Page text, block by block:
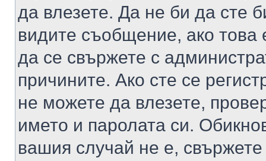
да влезете. Да не би да сте
видите съобщение, ако това
да се свържете с
причините. Ако сте се
не можете да влезете,
името и паролата си.
вашия случай не е,